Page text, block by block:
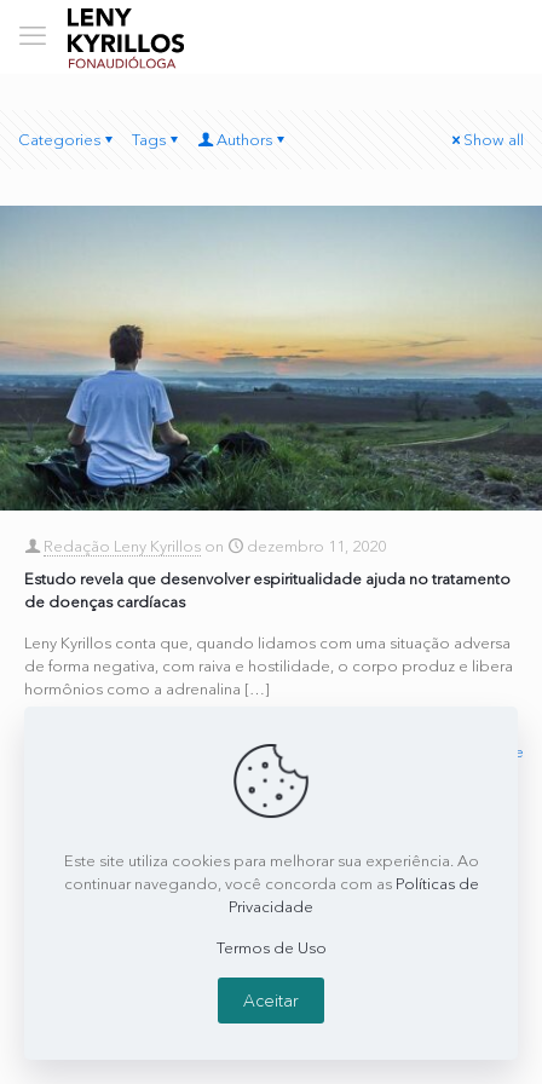
Categories Tags Authors Show all
Redação Leny Kyrillos on
dezembro 11, 2020
Estudo revela que desenvolver espiritualidade ajuda no tratamento
de doenças cardíacas
Leny Kyrillos conta que, quando lidamos com uma situação adversa
de forma negativa, com raiva e hostilidade, o corpo produz e libera
hormônios como a adrenalina […]
Read more
Este site utiliza cookies para melhorar sua experiência. Ao
continuar navegando, você concorda com as Políticas de
Privacidade
Termos de Uso
Aceitar